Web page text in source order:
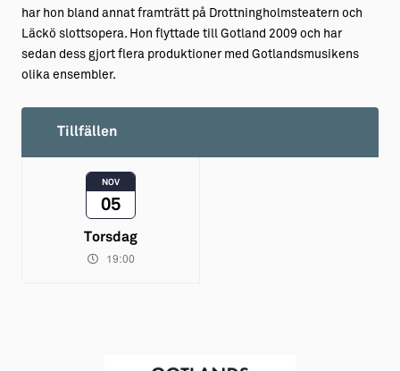
har hon bland annat framträtt på Drottningholmsteatern och
Läckö slottsopera. Hon flyttade till Gotland 2009 och har
sedan dess gjort flera produktioner med Gotlandsmusikens
olika ensembler.
Tillfällen
NOV
05
Torsdag
19:00